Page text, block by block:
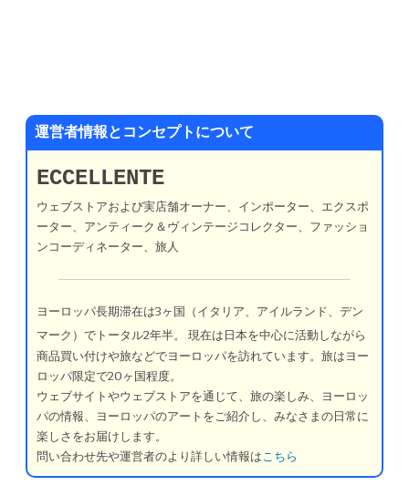
運営者情報とコンセプトについて
ECCELLENTE
ウェブストアおよび実店舗オーナー、インポーター、エクスポ
ーター、アンティーク＆ヴィンテージコレクター、ファッショ
ンコーディネーター、旅人
ヨーロッパ長期滞在は3ヶ国（イタリア、アイルランド、デン
マーク）でトータル2年半。
現在は日本を中心に活動しながら
商品買い付けや旅などでヨーロッパを訪れています。旅はヨー
ロッパ限定で20ヶ国程度。
ウェブサイトやウェブストアを通じて、旅の楽しみ、ヨーロッ
パの情報、ヨーロッパのアートをご紹介し、みなさまの日常に
楽しさをお届けします。
問い合わせ先や運営者のより詳しい情報はこちら